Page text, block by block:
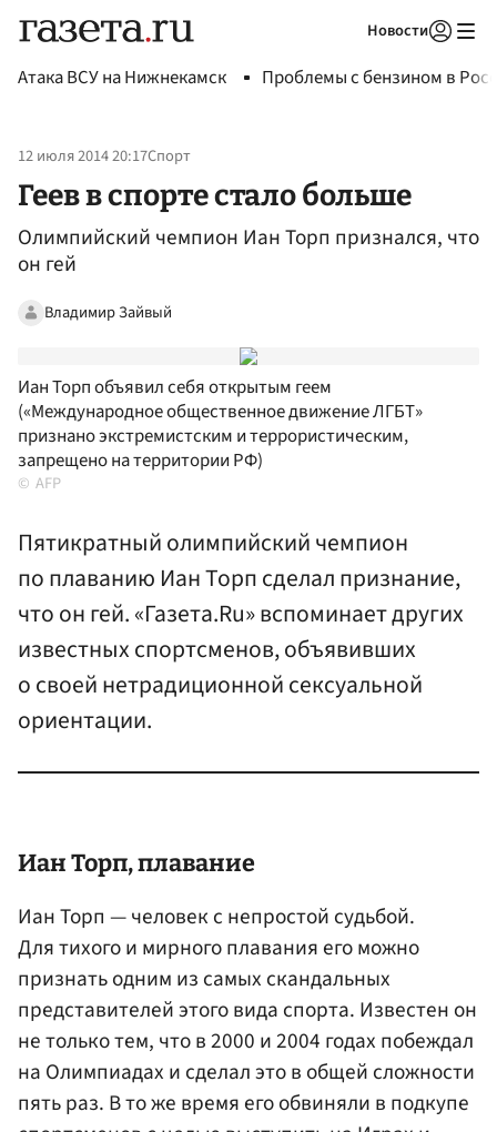
Новости
Атака ВСУ на Нижнекамск Проблемы с бензином в
12 июля 2014 20:17Спорт
Геев в спорте стало больше
Олимпийский чемпион Иан Торп признался, что
он гей
Владимир Зайвый
Иан Торп объявил себя открытым геем
(«Международное общественное движение ЛГБТ»
признано экстремистским и террористическим,
запрещено на территории РФ)
AFP
Пятикратный олимпийский чемпион
по плаванию Иан Торп сделал признание,
что он гей. «Газета.Ru» вспоминает других
известных спортсменов, объявивших
о своей нетрадиционной сексуальной
ориентации.
Иан Торп, плавание
Иан Торп — человек с непростой судьбой.
Для тихого и мирного плавания его можно
признать одним из самых скандальных
представителей этого вида спорта. Известен он
не только тем, что в 2000 и 2004 годах побеждал
на Олимпиадах и сделал это в общей сложности
пять раз. В то же время его обвиняли в подкупе